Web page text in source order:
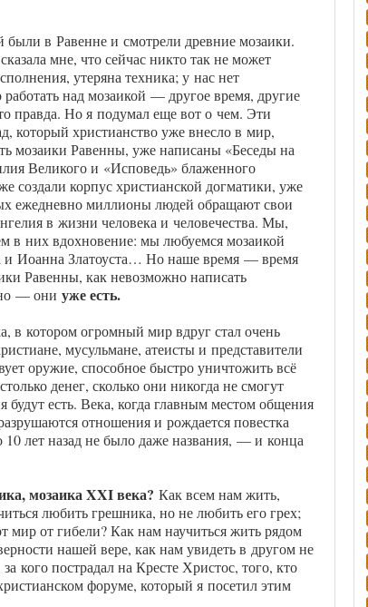
были в Равенне и смотрели древние мозаики.
мне, что сейчас никто так не может
утеряна техника; у нас нет
над мозаикой — другое время, другие
правда. Но я подумал еще вот о чем. Эти
который христианство уже внесло в мир,
мозаики Равенны, уже написаны «Беседы на
Великого и «Исповедь» блаженного
создали корпус христианской догматики, уже
ежедневно миллионы людей обращают свои
в жизни человека и человечества. Мы,
в них вдохновение: мы любуемся мозаикой
и Иоанна Златоуста… Но наше время — время
Равенны, как невозможно написать
— они уже есть.
в котором огромный мир вдруг стал очень
мусульмане, атеисты и представители
оружие, способное быстро уничтожить всё
денег, сколько они никогда не смогут
есть. Века, когда главным местом общения
отношения и рождается повестка
10 лет назад не было даже названия, — и конца
мозаика XXI века? Как всем нам жить,
любить грешника, но не любить его грех;
мир от гибели? Как нам научиться жить рядом
нашей вере, как нам увидеть в другом не
кого пострадал на Кресте Христос, того, кто
форуме, который я посетил этим